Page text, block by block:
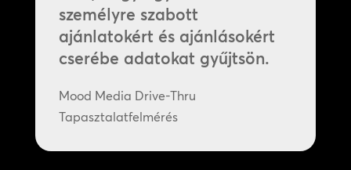
személyre szabott
ajánlatokért és ajánlásokért
cserébe adatokat gyűjtsön.
Mood Media Drive-Thru
Tapasztalatfelmérés